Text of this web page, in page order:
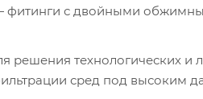
с двойными
решения технологических
сред под высоким